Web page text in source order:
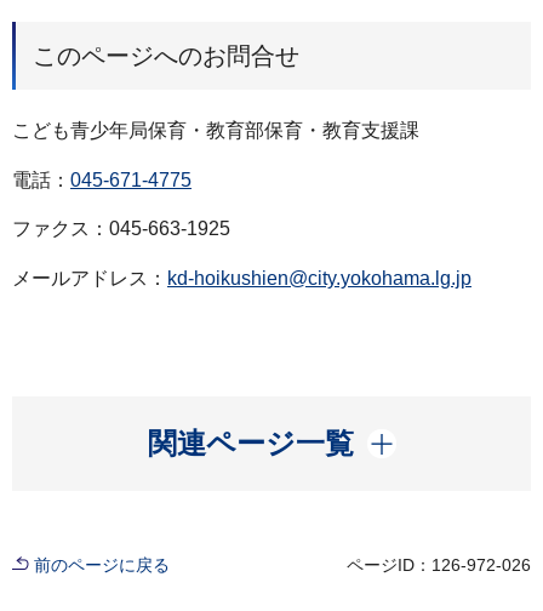
このページへのお問合せ
こども青少年局保育・教育部保育・教育支援課
電話： 045-671-4775
ファクス：045-663-1925
メールアドレス： kd-hoikushien@city.yokohama.lg.jp
関連ページ一覧
開く
前のページに戻る ページID：126-972-026